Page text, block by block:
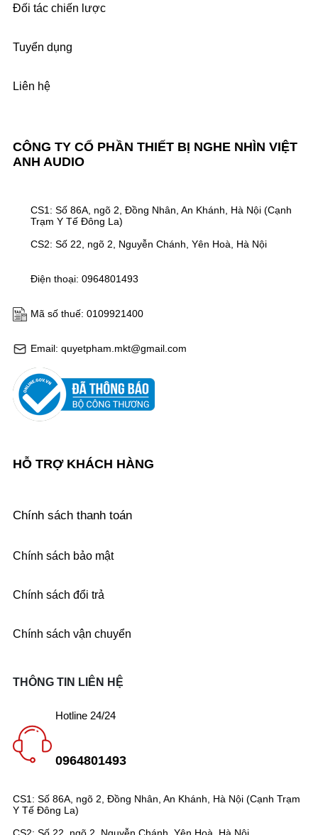
CÔNG TY CỔ PHẦN THIẾT BỊ NGHE NHÌN VIỆT
ANH AUDIO
Email: quyetpham.mkt@gmail.com
Mã số thuế: 0109921400
Điện thoại: 0964801493
CS1: Số 86A, ngõ 2, Đồng Nhân, An Khánh, Hà Nội (Cạnh
Trạm Y Tế Đông La)
CS2: Số 22, ngõ 2, Nguyễn Chánh, Yên Hoà, Hà Nội
Đối tác chiến lược
Tuyển dụng
Liên hệ
HỖ TRỢ KHÁCH HÀNG
Chính sách thanh toán
Chính sách bảo mật
Chính sách đổi trả
Chính sách vận chuyển
CS1: Số 86A, ngõ 2, Đồng Nhân, An Khánh, Hà Nội (Cạnh Trạm
Y Tế Đông La)
THÔNG TIN LIÊN HỆ
Hotline 24/24
0964801493